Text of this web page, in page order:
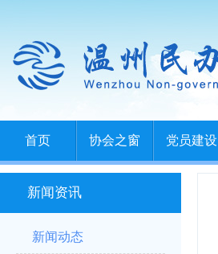
首页 协会之窗 党员建设
新闻资讯
新闻动态